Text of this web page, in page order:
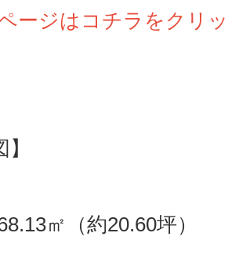
ージはコチラをクリッ
㎡（約20.60坪）